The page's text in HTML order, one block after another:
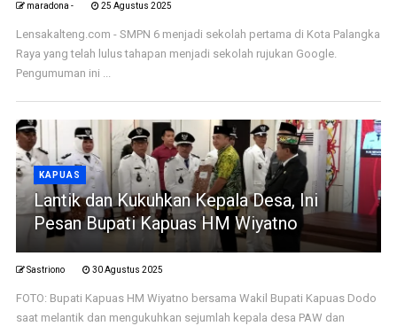
maradona - 25 Agustus 2025
Lensakalteng.com - SMPN 6 menjadi sekolah pertama di Kota Palangka
Raya yang telah lulus tahapan menjadi sekolah rujukan Google.
Pengumuman ini ...
KAPUAS
Lantik dan Kukuhkan Kepala Desa, Ini
Pesan Bupati Kapuas HM Wiyatno
Sastriono 30 Agustus 2025
FOTO: Bupati Kapuas HM Wiyatno bersama Wakil Bupati Kapuas Dodo
saat melantik dan mengukuhkan sejumlah kepala desa PAW dan